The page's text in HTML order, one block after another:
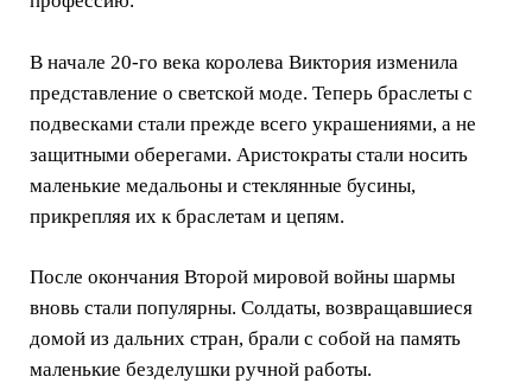
В начале 20-го века королева Виктория изменила
представление о светской моде. Теперь браслеты с
подвесками стали прежде всего украшениями, а не
защитными оберегами. Аристократы стали носить
маленькие медальоны и стеклянные бусины,
прикрепляя их к браслетам и цепям.
После окончания Второй мировой войны шармы
вновь стали популярны. Солдаты, возвращавшиеся
домой из дальних стран, брали с собой на память
маленькие безделушки ручной работы.